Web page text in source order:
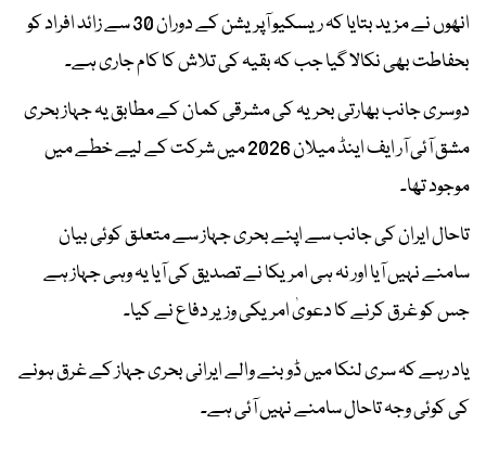
انھوں نے مزید بتایا کہ ریسکیو آپریشن کے دوران 30 سے زائد افراد کو
بحفاطت بھی نکالا گیا جب کہ بقیہ کی تلاش کا کام جاری ہے۔
دوسری جانب بھارتی بحریہ کی مشرقی کمان کے مطابق یہ جہاز بحری
مشق آئی آر ایف اینڈ میلان 2026 میں شرکت کے لیے خطے میں
موجود تھا۔
تاحال ایران کی جانب سے اپنے بحری جہاز سے متعلق کوئی بیان
سامنے نہیں آیا اور نہ ہی امریکا نے تصدیق کی آیا یہ وہی جہاز ہے
جس کو غرق کرنے کا دعویٰ امریکی وزیر دفاع نے کیا۔
یاد رہے کہ سری لنکا میں ڈوبنے والے ایرانی بحری جہاز کے غرق ہونے
کی کوئی وجہ تاحال سامنے نہیں آئی ہے۔